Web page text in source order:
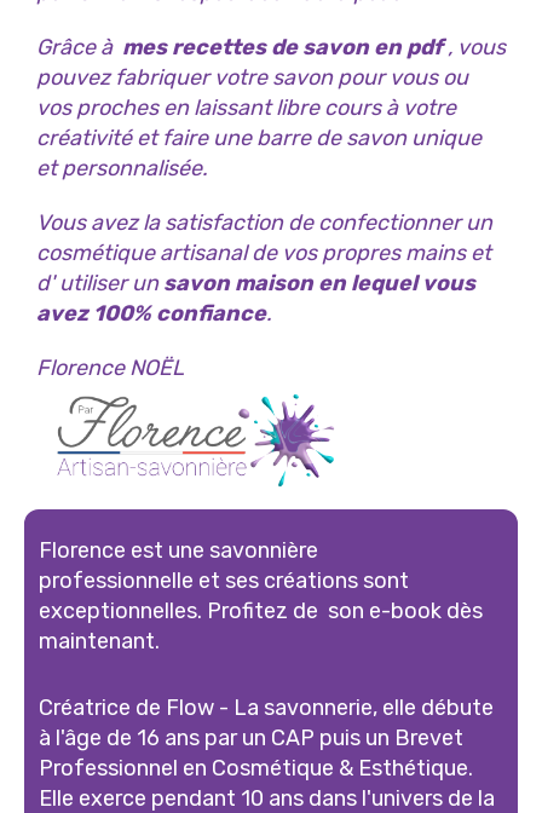
Grâce à mes recettes de savon en pdf, vous
pouvez fabriquer votre savon pour vous ou
vos proches en laissant libre cours à votre
créativité et faire une barre de savon unique
et personnalisée.
Vous avez la satisfaction de confectionner un
cosmétique artisanal de vos propres mains et
d' utiliser unsavon maison en lequel vous
avez 100% confiance.
Florence NOËL
Florence est une savonnière
professionnelle et ses créations sont
exceptionnelles. Profitez de son e-book dès
maintenant.
Créatrice de Flow - La savonnerie, elle débute
à l'âge de 16 ans par un CAP puis un Brevet
Professionnel en Cosmétique & Esthétique.
Elle exerce pendant 10 ans dans l'univers de la